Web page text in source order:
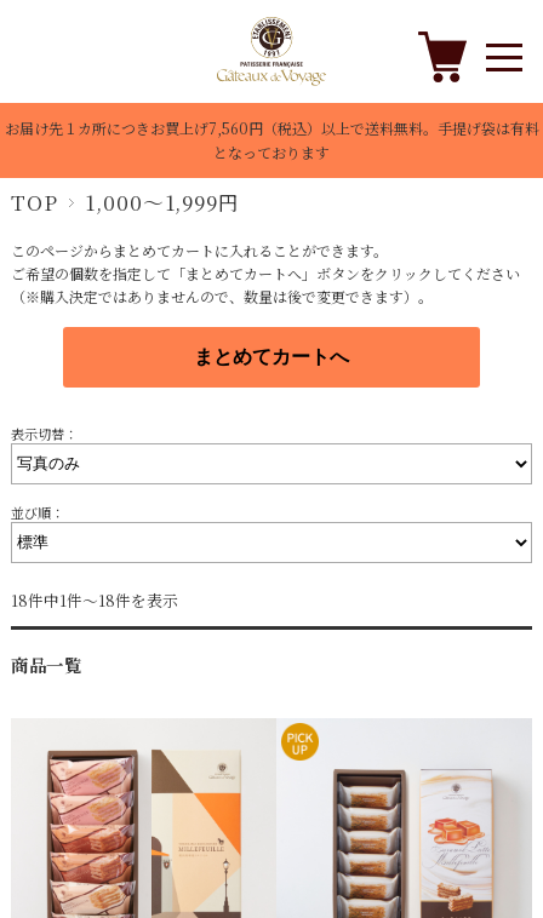
お届け先１カ所につきお買上げ7,560円（税込）以上で送料無料。手提げ袋は有料
となっております
TOP 1,000～1,999円
このページからまとめてカートに入れることができます。
ご希望の個数を指定して「まとめてカートへ」ボタンをクリックしてください
（※購入決定ではありませんので、数量は後で変更できます）。
表示切替：
並び順：
18件中1件～18件を表示
商品一覧